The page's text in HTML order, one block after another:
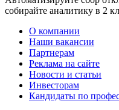
собирайте аналитику в 2
О компании
Наши вакансии
Партнерам
Реклама на сайте
Новости и статьи
Инвесторам
Кандидаты по